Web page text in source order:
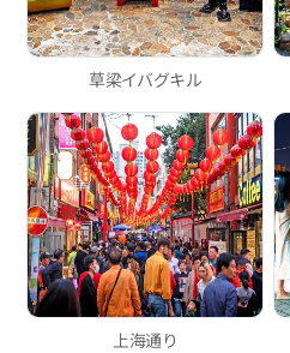
草梁イバグキル
上海通り